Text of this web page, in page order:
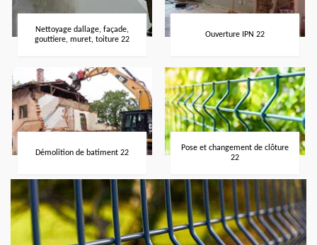
Nettoyage dallage, façade,
gouttiere, muret, toiture 22
Ouverture IPN 22
Démolition de batiment 22
Pose et changement de clôture
22